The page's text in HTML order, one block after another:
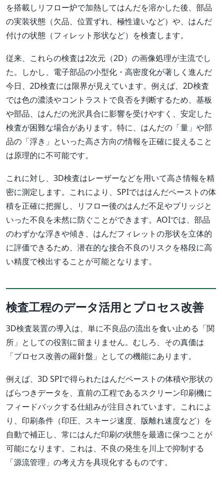
を搭載しリフロー炉で加熱してはんだを溶かした後、部品
の実装状態（欠品、位置ずれ、極性違いなど）や、はんだ
付けの状態（フィレット形状など）を検査します。
従来、これらの検査は2次元（2D）の画像処理が主流でし
た。しかし、電子部品の小型化・高密度化が著しく進んだ
今日、2D検査には限界が見えています。例えば、2D検査
では色の濃淡やコントラストで良否を判断するため、基板
や部品、はんだの光沢具合に影響を受けやすく、安定した
検査が困難な場合があります。特に、はんだの「量」や部
品の「浮き」といった高さ方向の情報を正確に捉えること
は原理的に不可能です。
これに対し、3D検査はレーザーなどを用いて高さ情報を精
密に測定します。これにより、SPIでははんだペーストの体
積を正確に把握し、リフロー後のはんだ不足やブリッジと
いった不良を未然に防ぐことができます。AOIでは、部品
のわずかな浮きや傾き、はんだフィレットの形状を立体的
に評価できるため、潜在的な接合不良のリスクを格段に高
い精度で検出することが可能となります。
検査工程のデータ活用とプロセス改善
3D検査装置の導入は、単に不良品の流出を食い止める「関
所」としての役割に留まりません。むしろ、その真価は
「プロセス改善の羅針盤」としての機能にあります。
例えば、3D SPIで得られたはんだペーストの体積や形状の
ばらつきデータを、直前の工程であるスクリーン印刷機に
フィードバックする仕組みが注目されています。これによ
り、印刷条件（印圧、スキージ速度、版離れ速度など）を
自動で補正し、常にはんだ印刷の状態を最適に保つことが
可能になります。これは、不良の発生を川上で抑制する
「源流管理」の考え方を具現化するものです。